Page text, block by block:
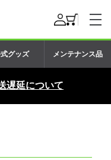
グッズ メンテナンス品
遅延について